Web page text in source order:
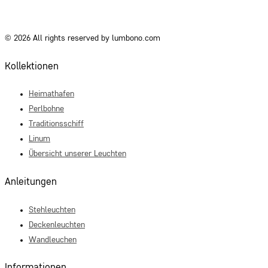
© 2026 All rights reserved by lumbono.com
Kollektionen
Heimathafen
Perlbohne
Traditionsschiff
Linum
Übersicht unserer Leuchten
Anleitungen
Stehleuchten
Deckenleuchten
Wandleuchen